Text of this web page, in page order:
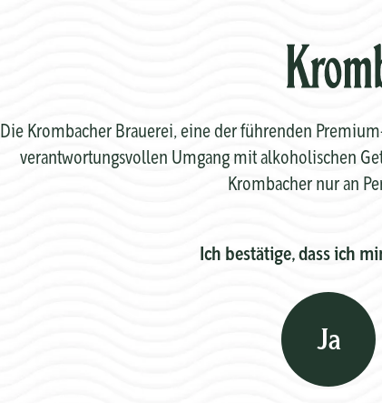
Die Krombacher Brauerei, eine der führenden
verantwortungsvollen Umgang mit alkoholischen
Krombacher nur an
Ich bestätige, dass ich
Ja